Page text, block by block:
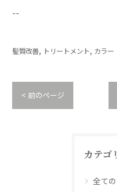
--
髪質改善 トリートメント カラー
< 前のページ
カテゴ
全て